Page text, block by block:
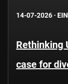
14-07-2026 ·
Rethinking
case for